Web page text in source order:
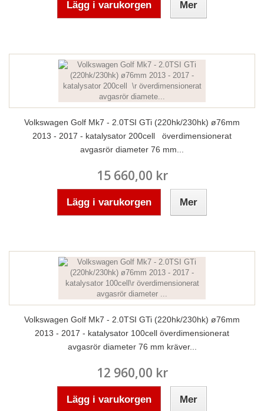
Lägg i varukorgen Mer
Volkswagen Golf Mk7 - 2.0TSI GTi (220hk/230hk) ø76mm
2013 - 2017 - katalysator 200cell överdimensionerat
avgasrör diameter 76 mm...
15 660,00 kr
Lägg i varukorgen Mer
Volkswagen Golf Mk7 - 2.0TSI GTi (220hk/230hk) ø76mm
2013 - 2017 - katalysator 100cell överdimensionerat
avgasrör diameter 76 mm kräver...
12 960,00 kr
Lägg i varukorgen Mer